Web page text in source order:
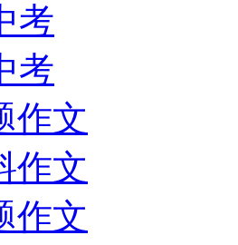
考
考
作文
作文
作文